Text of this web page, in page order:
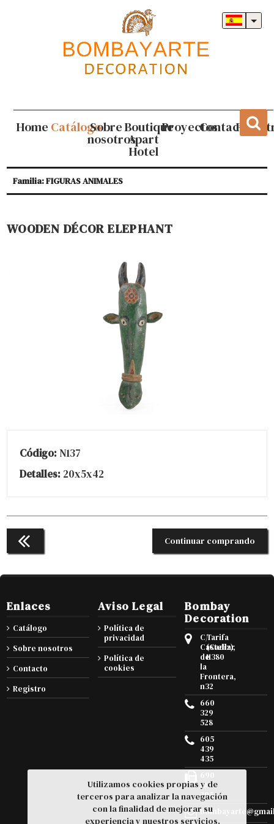
Home CatálogoSobre
nosotros
Boutique
Apart
Hotel
ProyectosContacto
Familia: FIGURAS ANIMALES
WOODEN DÉCOR ELEPHANT
Código: N137
Detalles: 20x5x42
Continuar comprando
Enlaces
Catálogo
Sobre nosotros
Contacto
Registro
Aviso Legal
Política de
privacidad
Política de
cookies
Bombay
Decoration
C/
Castellar
de
la
Frontera,
n32
Tarifa
(Cadiz),
11380
660
329
528
605
439
435
105
295
Utilizamos cookies propias y de
terceros para analizar la navegación
con la finalidad de mejorar su
experiencia y nuestros servicios.